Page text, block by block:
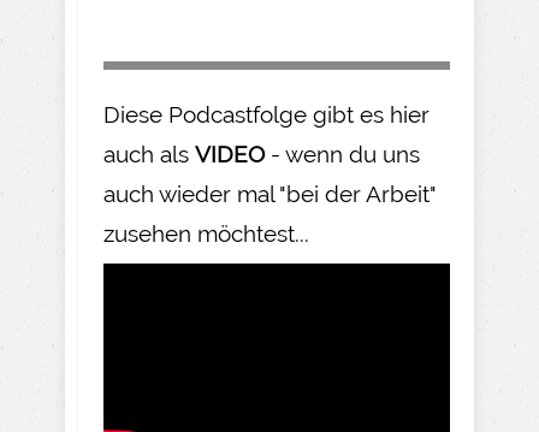
Diese Podcastfolge gibt es hier
auch als VIDEO- wenn du uns
auch wieder mal "bei der Arbeit"
zusehen möchtest...